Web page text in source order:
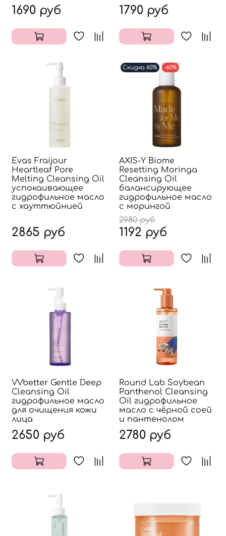
1690 руб 1790 руб
Evas Fraijour
Heartleaf Pore
Melting Cleansing Oil
успокаивающее
гидрофильное масло
с хауттюйнией
2865 руб
Скидка 60% -60%
AXIS-Y Biome
Resetting Moringa
Cleansing Oil
балансирующее
гидрофильное масло
с морингой
2980 руб
1192 руб
VVbetter Gentle Deep
Cleansing Oil
гидрофильное масло
для очищения кожи
лица
2650 руб
Round Lab Soybean
Panthenol Cleansing
Oil гидрофильное
масло с чёрной соей
и пантенолом
2780 руб